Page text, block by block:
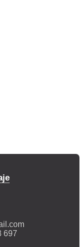
697